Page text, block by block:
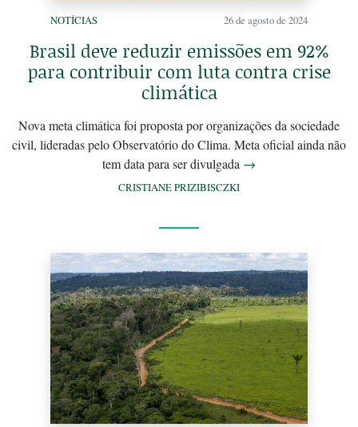
NOTÍCIAS 26 de agosto de 2024
Brasil deve reduzir emissões em 92%
para contribuir com luta contra crise
climática
Nova meta climática foi proposta por organizações da sociedade
civil, lideradas pelo Observatório do Clima. Meta oficial ainda não
tem data para ser divulgada →
CRISTIANE PRIZIBISCZKI